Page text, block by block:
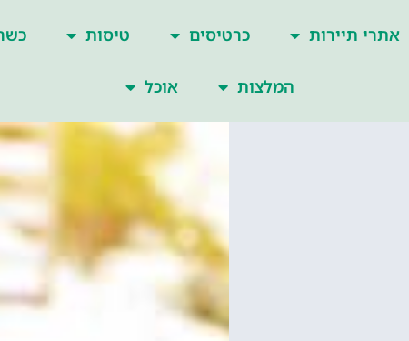
אתרי תיירות כרטיסים טיסות
המלצות אוכל